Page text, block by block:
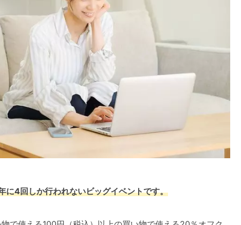
に4回しか行われないビッグイベントです。